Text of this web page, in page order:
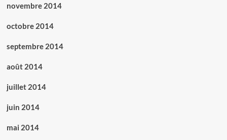
novembre 2014
octobre 2014
septembre 2014
août 2014
juillet 2014
juin 2014
mai 2014